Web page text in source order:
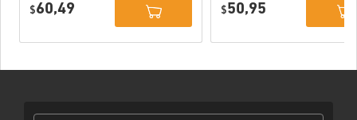
Deluxe Edition
$60,49
(STEAM) EU
$50,95